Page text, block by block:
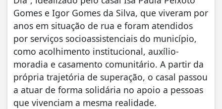
Gomes e Igor Gomes da Silva, que viveram por
anos em situação de rua e foram atendidos
por serviços socioassistenciais do município,
como acolhimento institucional, auxílio-
moradia e casamento comunitário. A partir da
própria trajetória de superação, o casal passou
a atuar de forma solidária no apoio a pessoas
que vivenciam a mesma realidade.